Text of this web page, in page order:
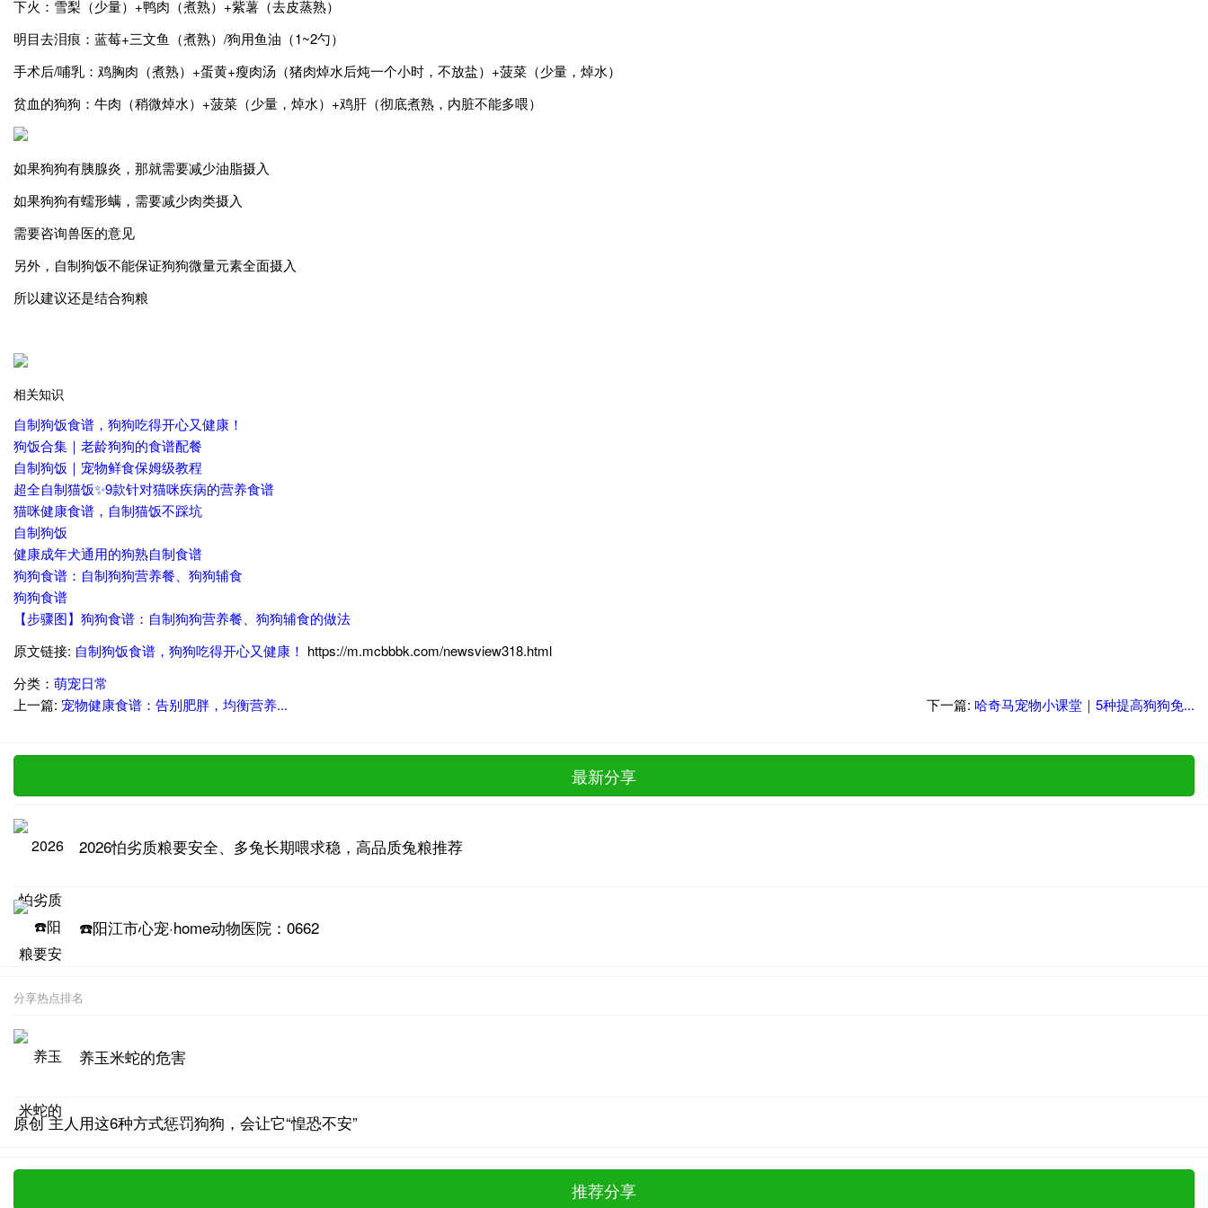
下火：雪梨（少量）+鸭肉（煮熟）+紫薯（去皮蒸熟）
明目去泪痕：蓝莓+三文鱼（煮熟）/狗用鱼油（1~2勺）
手术后/哺乳：鸡胸肉（煮熟）+蛋黄+瘦肉汤（猪肉焯水后炖一个小时，不放盐）+菠菜（少量，焯水）
贫血的狗狗：牛肉（稍微焯水）+菠菜（少量，焯水）+鸡肝（彻底煮熟，内脏不能多喂）
如果狗狗有胰腺炎，那就需要减少油脂摄入
如果狗狗有蠕形螨，需要减少肉类摄入
需要咨询兽医的意见
另外，自制狗饭不能保证狗狗微量元素全面摄入
所以建议还是结合狗粮
相关知识
自制狗饭食谱，狗狗吃得开心又健康！
狗饭合集｜老龄狗狗的食谱配餐
自制狗饭｜宠物鲜食保姆级教程
超全自制猫饭✨9款针对猫咪疾病的营养食谱
猫咪健康食谱，自制猫饭不踩坑
自制狗饭
健康成年犬通用的狗熟自制食谱
狗狗食谱：自制狗狗营养餐、狗狗辅食
狗狗食谱
【步骤图】狗狗食谱：自制狗狗营养餐、狗狗辅食的做法
原文链接: 自制狗饭食谱，狗狗吃得开心又健康！ https://m.mcbbbk.com/newsview318.html
分类： 萌宠日常
上一篇: 宠物健康食谱：告别肥胖，均衡营养... 下一篇: 哈奇马宠物小课堂｜5种提高狗狗免...
最新分享
2026怕劣质粮要安全、多兔长期喂求稳，高品质兔粮推荐
☎️阳江市心宠·home动物医院：0662
分享热点排名
养玉米蛇的危害
原创 主人用这6种方式惩罚狗狗，会让它“惶恐不安”
推荐分享